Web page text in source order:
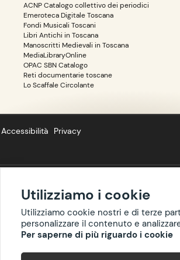
ACNP Catalogo collettivo dei periodici
Emeroteca Digitale Toscana
Fondi Musicali Toscani
Libri Antichi in Toscana
Manoscritti Medievali in Toscana
MediaLibraryOnline
OPAC SBN Catalogo
Reti documentarie toscane
Lo Scaffale Circolante
Accessibilità Privacy
Copyright ©BIBLIOTOSCANA: tutti i diritti
cc-by-sa.
Utilizziamo i cookie
Utilizziamo cookie nostri e di terze
personalizzare il contenuto e
Per saperne di più riguardo i cookie